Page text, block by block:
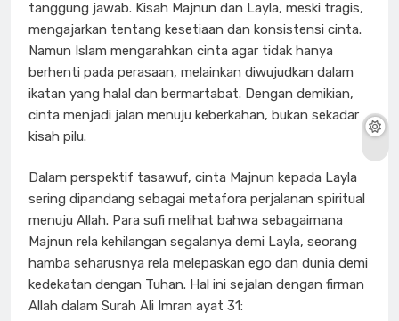
tanggung jawab. Kisah Majnun dan Layla, meski tragis,
mengajarkan tentang kesetiaan dan konsistensi cinta.
Namun Islam mengarahkan cinta agar tidak hanya
berhenti pada perasaan, melainkan diwujudkan dalam
ikatan yang halal dan bermartabat. Dengan demikian,
cinta menjadi jalan menuju keberkahan, bukan sekadar
kisah pilu.
Dalam perspektif tasawuf, cinta Majnun kepada Layla
sering dipandang sebagai metafora perjalanan spiritual
menuju Allah. Para sufi melihat bahwa sebagaimana
Majnun rela kehilangan segalanya demi Layla, seorang
hamba seharusnya rela melepaskan ego dan dunia demi
kedekatan dengan Tuhan. Hal ini sejalan dengan firman
Allah dalam Surah Ali Imran ayat 31: